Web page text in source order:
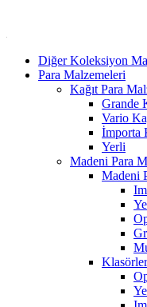
Diğer Koleksiyon
Para Malzemeleri
Kağıt Para
Grande
Vario
İmporta
Yerli
Madeni Para
Madeni
Klasörler